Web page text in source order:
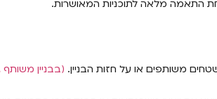
התאמה מלאה לתוכניות המאושרות.
משותפים או על חזות הבניין. (בבניין